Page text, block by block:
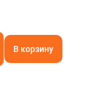
В корзину